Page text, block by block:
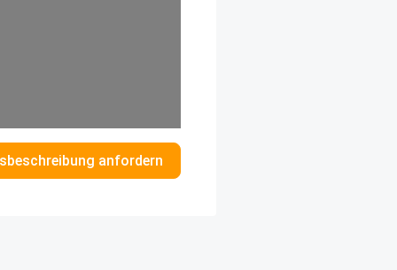
anfordern